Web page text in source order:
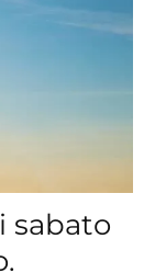
sabato